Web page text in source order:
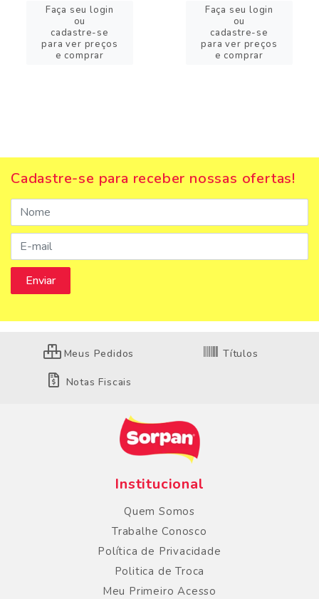
Faça seu login
ou
cadastre-se
para ver preços
e comprar
Faça seu login
ou
cadastre-se
para ver preços
e comprar
Cadastre-se para receber nossas ofertas!
Meus Pedidos Títulos
Notas Fiscais
Institucional
Quem Somos
Trabalhe Conosco
Política de Privacidade
Politica de Troca
Meu Primeiro Acesso